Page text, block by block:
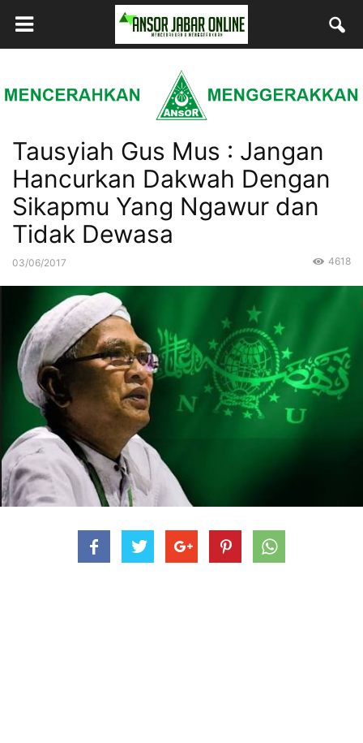
Tausyiah Gus Mus : Jangan
Hancurkan Dakwah Dengan
Sikapmu Yang Ngawur dan
Tidak Dewasa
03/06/2017 4618